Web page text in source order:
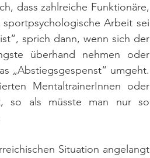
dass zahlreiche Funktionäre,
Arbeit sei
sprich dann, wenn sich der
überhand nehmen oder
„Abstiegsgespenst“ umgeht.
MentaltrainerInnen oder
so als müsste man nur so
Situation angelangt